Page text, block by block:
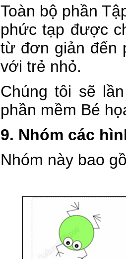
Toàn bộ phần
phức tạp được
từ đơn giản đến
với trẻ nhỏ.
Chúng tôi sẽ
phần mềm Bé
9. Nhóm các
Nhóm này bao